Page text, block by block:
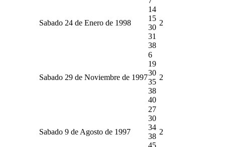
Sabado 24 de Enero de 1998
14
15
30
31
38
2
Sabado 29 de Noviembre de 1997
6
19
30
35
38
40
2
Sabado 9 de Agosto de 1997
27
30
34
38
45
2